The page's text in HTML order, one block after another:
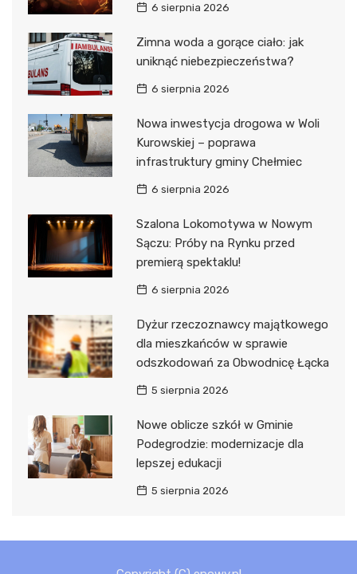
6 sierpnia 2026
Zimna woda a gorące ciało: jak
uniknąć niebezpieczeństwa?
6 sierpnia 2026
Nowa inwestycja drogowa w Woli
Kurowskiej – poprawa
infrastruktury gminy Chełmiec
6 sierpnia 2026
Szalona Lokomotywa w Nowym
Sączu: Próby na Rynku przed
premierą spektaklu!
6 sierpnia 2026
Dyżur rzeczoznawcy majątkowego
dla mieszkańców w sprawie
odszkodowań za Obwodnicę Łącka
5 sierpnia 2026
Nowe oblicze szkół w Gminie
Podegrodzie: modernizacje dla
lepszej edukacji
5 sierpnia 2026